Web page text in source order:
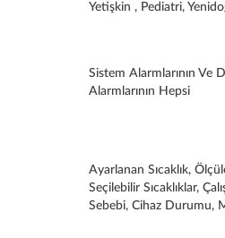
Yetişkin , Pediatri,
Sistem Alarmlarının Ve
Alarmlarının Hepsi
Ayarlanan Sıcaklık,
Seçilebilir Sıcaklıklar,
Sebebi, Cihaz Durumu,